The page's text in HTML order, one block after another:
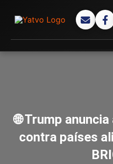
🌐 Trump
contra países